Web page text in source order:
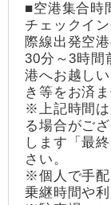
■空港集合時
チェックイ
際線出発空
30分～3時間
港へお越し
き等をお済
※上記時間は
る場合がご
します「最
さい。
※個人で手配
乗継時間や